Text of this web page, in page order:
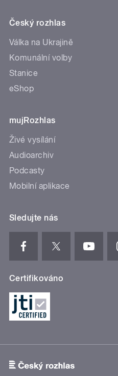
Český rozhlas
Válka na Ukrajině
Komunální volby
Stanice
eShop
mujRozhlas
Živé vysílání
Audioarchiv
Podcasty
Mobilní aplikace
Sledujte nás
Certifikováno